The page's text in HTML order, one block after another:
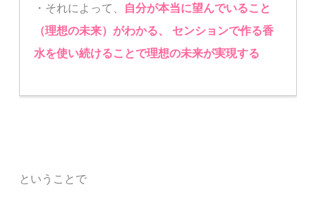
・それによって、 自分が本当に望んでいること
（理想の未来）がわかる、
センションで作る香
水を使い続けることで理想の未来が実現する
ということで